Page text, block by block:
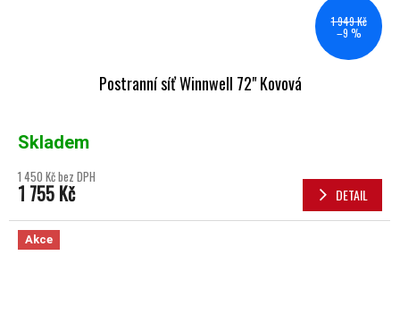
1 949 Kč
–9 %
Postranní síť Winnwell 72" Kovová
Skladem
1 450 Kč bez DPH
1 755 Kč DETAIL
Akce